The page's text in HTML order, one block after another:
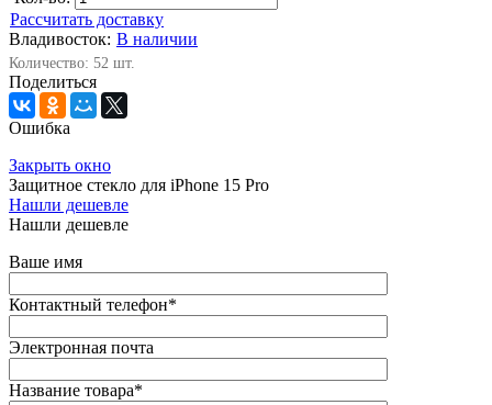
Рассчитать доставку
Владивосток: В наличии
Количество: 52 шт.
Поделиться
Ошибка
Закрыть окно
Защитное стекло для iPhone 15 Pro
Нашли дешевле
Нашли дешевле
Ваше имя
Контактный телефон*
Электронная почта
Название товара*